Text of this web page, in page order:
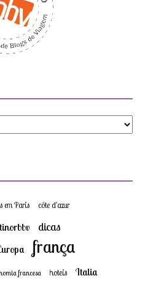
em Paris côte d'azur
dicas
frança
francesa hoteis Italia